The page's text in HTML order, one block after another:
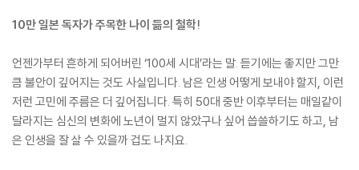
10만 일본 독자가 주목한 나이 듦의 철학!
언젠가부터 흔하게 되어버린 ‘100세 시대’라는 말. 듣기에는 좋지만 그만
큼 불안이 깊어지는 것도 사실입니다. 남은 인생 어떻게 보내야 할지, 이런
저런 고민에 주름은 더 깊어집니다. 특히 50대 중반 이후부터는 매일같이
달라지는 심신의 변화에 노년이 멀지 않았구나 싶어 씁쓸하기도 하고, 남
은 인생을 잘 살 수 있을까 겁도 나지요.